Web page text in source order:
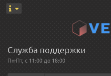
Служба поддержки
Пн-Пт, с 11:00 до 18:00